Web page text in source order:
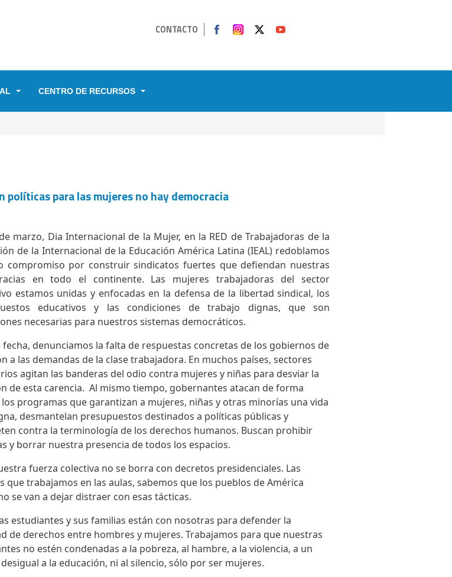
CONTACTO
CENTRO DE RECURSOS
políticas para las mujeres no hay democracia
marzo, Dia Internacional de la Mujer, en la RED de Trabajadoras de la
de la Internacional de la Educación América Latina (IEAL) redoblamos
compromiso por construir sindicatos fuertes que defiendan nuestras
en todo el continente. Las mujeres trabajadoras del sector
estamos unidas y enfocadas en la defensa de la libertad sindical, los
educativos y las condiciones de trabajo dignas, que son
necesarias para nuestros sistemas democráticos.
fecha, denunciamos la falta de respuestas concretas de los gobiernos de
a las demandas de la clase trabajadora. En muchos países, sectores
agitan las banderas del odio contra mujeres y niñas para desviar la
de esta carencia. Al mismo tiempo, gobernantes atacan de forma
programas que garantizan a mujeres, niñas y otras minorías una vida
desmantelan presupuestos destinados a políticas públicas y
contra la terminología de los derechos humanos. Buscan prohibir
y borrar nuestra presencia de todos los espacios.
fuerza colectiva no se borra con decretos presidenciales. Las
que trabajamos en las aulas, sabemos que los pueblos de América
se van a dejar distraer con esas tácticas.
estudiantes y sus familias están con nosotras para defender la
de derechos entre hombres y mujeres. Trabajamos para que nuestras
no estén condenadas a la pobreza, al hambre, a la violencia, a un
a la educación, ni al silencio, sólo por ser mujeres.